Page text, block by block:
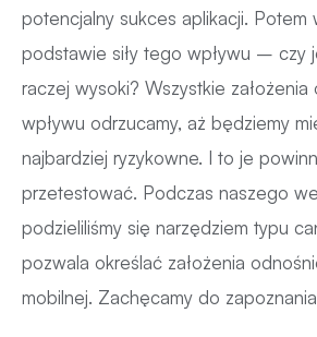
potencjalny sukces aplikacji. Potem
podstawie siły tego wpływu – czy
raczej wysoki? Wszystkie założenia
wpływu odrzucamy, aż będziemy
najbardziej ryzykowne. I to je
przetestować. Podczas naszego
podzieliliśmy się narzędziem typu
pozwala określać założenia
mobilnej. Zachęcamy do